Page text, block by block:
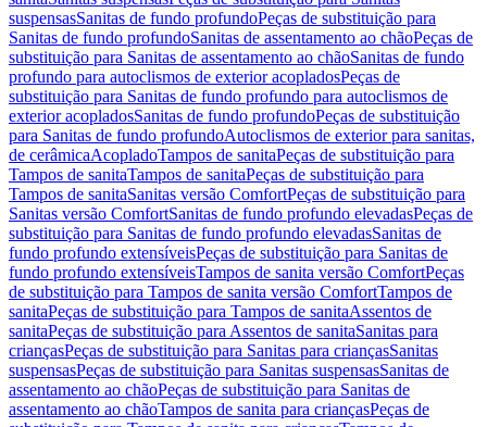
suspensasSanitas de fundo profundoPeças de substituição para
Sanitas de fundo profundoSanitas de assentamento ao chãoPeças de
substituição para Sanitas de assentamento ao chãoSanitas de fundo
profundo para autoclismos de exterior acopladosPeças de
substituição para Sanitas de fundo profundo para autoclismos de
exterior acopladosSanitas de fundo profundoPeças de substituição
para Sanitas de fundo profundoAutoclismos de exterior para sanitas,
de cerâmicaAcopladoTampos de sanitaPeças de substituição para
Tampos de sanitaTampos de sanitaPeças de substituição para
Tampos de sanitaSanitas versão ComfortPeças de substituição para
Sanitas versão ComfortSanitas de fundo profundo elevadasPeças de
substituição para Sanitas de fundo profundo elevadasSanitas de
fundo profundo extensíveisPeças de substituição para Sanitas de
fundo profundo extensíveisTampos de sanita versão ComfortPeças
de substituição para Tampos de sanita versão ComfortTampos de
sanitaPeças de substituição para Tampos de sanitaAssentos de
sanitaPeças de substituição para Assentos de sanitaSanitas para
criançasPeças de substituição para Sanitas para criançasSanitas
suspensasPeças de substituição para Sanitas suspensasSanitas de
assentamento ao chãoPeças de substituição para Sanitas de
assentamento ao chãoTampos de sanita para criançasPeças de